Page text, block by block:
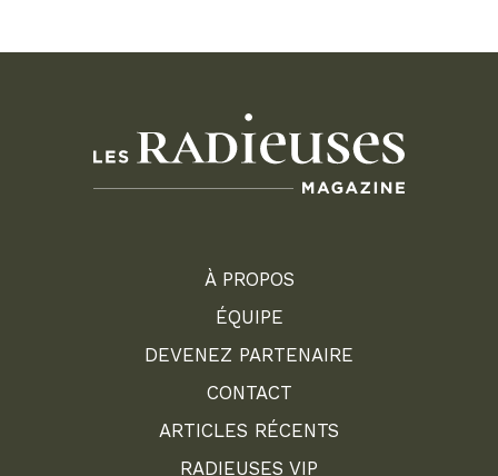
À PROPOS
ÉQUIPE
DEVENEZ PARTENAIRE
CONTACT
ARTICLES RÉCENTS
RADIEUSES VIP